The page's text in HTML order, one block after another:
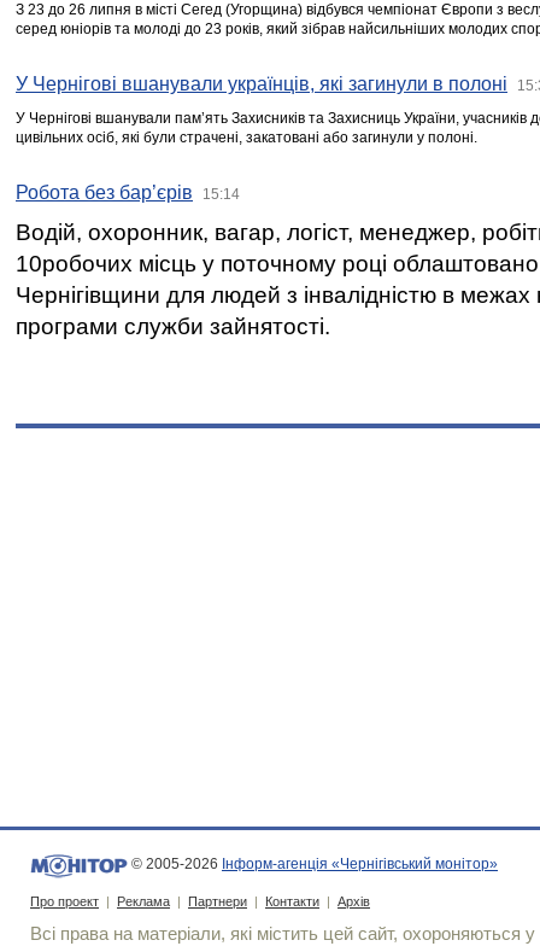
З 23 до 26 липня в місті Сегед (Угорщина) відбувся чемпіонат Європи з
серед юніорів та молоді до 23 років, який зібрав найсильніших молодих
У Чернігові вшанували українців, які загинули в полоні
У Чернігові вшанували пам’ять Захисників та Захисниць України,
цивільних осіб, які були страчені, закатовані або загинули у полоні.
Робота без бар’єрів 15:14
Водій, охоронник, вагар, логіст, менеджер,
10робочих місць у поточному році
Чернігівщини для людей з інвалідністю в межах
програми служби зайнятості.
© 2005-2026 Інформ-агенція «Чернігівський монітор»
Про проект | Реклама | Партнери | Контакти | Архів
Всі права на матеріали, які містить цей сайт, охороняються у